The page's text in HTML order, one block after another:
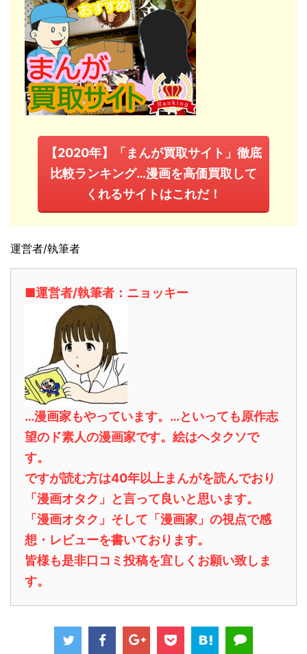
【2020年】「まんが買取サイト」徹底
比較ランキング…漫画を高価買取して
くれるサイトはこれだ！
運営者/執筆者
■運営者/執筆者：ニョッキー
…漫画家もやっています。…といっても原作志
望のド素人の漫画家です。絵はヘタクソで
す。
ですが読む方は40年以上まんがを読んでおり
「漫画オタク」と言って良いと思います。
「漫画オタク」そして「漫画家」の視点で感
想・レビューを書いております。
皆様も是非口コミ投稿を宜しくお願い致しま
す。